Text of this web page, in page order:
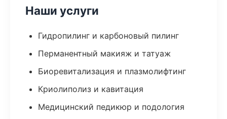
Наши услуги
Гидропилинг и карбоновый пилинг
Перманентный макияж и татуаж
Биоревитализация и плазмолифтинг
Криолиполиз и кавитация
Медицинский педикюр и подология